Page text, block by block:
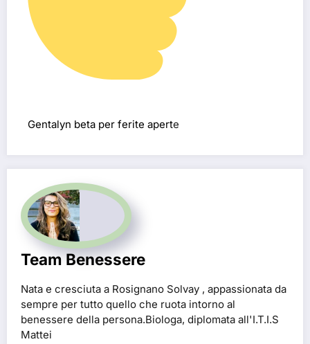
Gentalyn beta per ferite aperte
Team Benessere
Nata e cresciuta a Rosignano Solvay , appassionata da
sempre per tutto quello che ruota intorno al
benessere della persona.Biologa, diplomata all'I.T.I.S
Mattei